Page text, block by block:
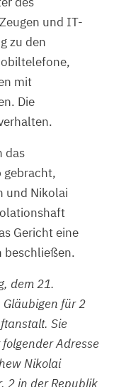
und IT-
zu den
mit
Die
das
gebracht,
und Nikolai
Gericht eine
beschließen.
dem 21.
Gläubigen für 2
Sie
Adresse
Nikolai
2 in der Republik